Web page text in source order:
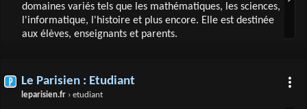
domaines variés tels que les mathématiques, les sciences,
l'informatique, l'histoire et plus encore. Elle est destinée
aux élèves, enseignants et parents.
Le Parisien : Etudiant
leparisien.fr › etudiant